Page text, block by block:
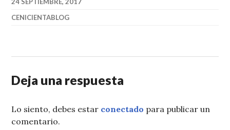
CENICIENTABLOG
Deja una respuesta
Lo siento, debes estar conectado para publicar un
comentario.